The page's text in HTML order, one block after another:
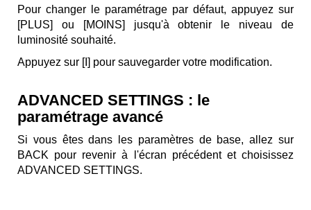
Pour changer le paramétrage par défaut, appuyez sur
[PLUS] ou [MOINS] jusqu'à obtenir le niveau de
luminosité souhaité.
Appuyez sur [I] pour sauvegarder votre modification.
ADVANCED SETTINGS : le
paramétrage avancé
Si vous êtes dans les paramètres de base, allez sur
BACK pour revenir à l'écran précédent et choisissez
ADVANCED SETTINGS.